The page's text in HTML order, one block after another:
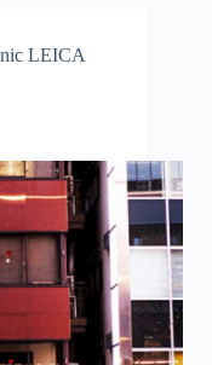
LEICA